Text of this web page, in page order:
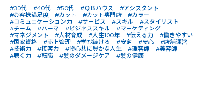
#30代 #40代 #50代 #ＱＢハウス
#アシスタント
#お客様満足度
#カット #カット専門店
#カラー
#コミュニケーション力
#サービス #スキル
#スタイリスト
#チーム
#パーマ #ビジネススキル
#マーケティング
#マネジメント
#人材育成 #人生100年 #伝える力
#働きやすい
#国家資格
#売上管理 #学び続ける #安定 #安心
#店舗運営
#技術力
#接客力 #物心共に豊かな人生 #理容師
#美容師
#聴く力
#転職 #髪のダメージケア #髪の健康